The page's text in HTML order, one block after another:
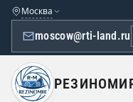
Москва
moscow@rti-land.ru